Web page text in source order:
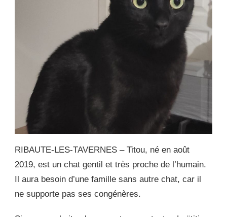
RIBAUTE-LES-TAVERNES – Titou, né en août
2019, est un chat gentil et très proche de l’humain.
Il aura besoin d’une famille sans autre chat, car il
ne supporte pas ses congénères.